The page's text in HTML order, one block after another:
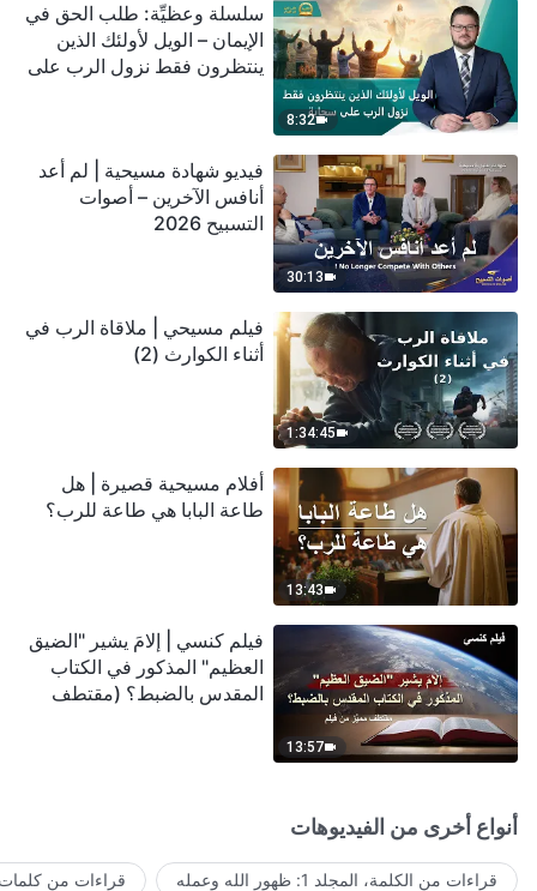
8:32
سلسلة وعظيِّة: طلب الحق في
الإيمان – الويل لأولئك الذين
ينتظرون فقط نزول الرب على
30:13
فيديو شهادة مسيحية | لم أعد
أنافس الآخرين – أصوات
التسبيح 2026
1:34:45
فيلم مسيحي | ملاقاة الرب في
أثناء الكوارث (2)
13:43
أفلام مسيحية قصيرة | هل
طاعة البابا هي طاعة للرب؟
13:57
فيلم كنسي | إلامَ يشير "الضيق
العظيم" المذكور في الكتاب
المقدس بالضبط؟ (مقتطف
أنواع أخرى من الفيديوهات
قراءات من الكلمة، المجلد 1: ظهور الله وعمله قراءات من كلمات